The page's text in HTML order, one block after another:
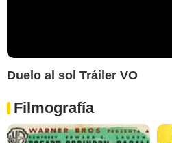
Duelo al sol Tráiler VO
Filmografía